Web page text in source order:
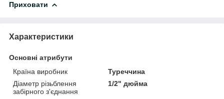
Приховати
Характеристики
Основні атрибути
Країна виробник
Туреччина
Діаметр різьблення
забірного з'єднання
1/2" дюйма